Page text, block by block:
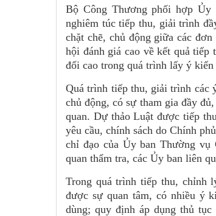
Bộ Công Thương phối hợp Ủy
nghiêm túc tiếp thu, giải trình
chặt chẽ, chủ động giữa các
hội đánh giá cao về kết quả
đối cao trong quá trình lấy ý
Quá trình tiếp thu, giải trình các
chủ động, có sự tham gia đầy
quan. Dự thảo Luật được tiếp
yêu cầu, chính sách do Chính
chỉ đạo của Ủy ban Thường vụ
quan thẩm tra, các Ủy ban liên
Trong quá trình tiếp thu, chỉnh
được sự quan tâm, có nhiều ý
dùng; quy định áp dụng thủ